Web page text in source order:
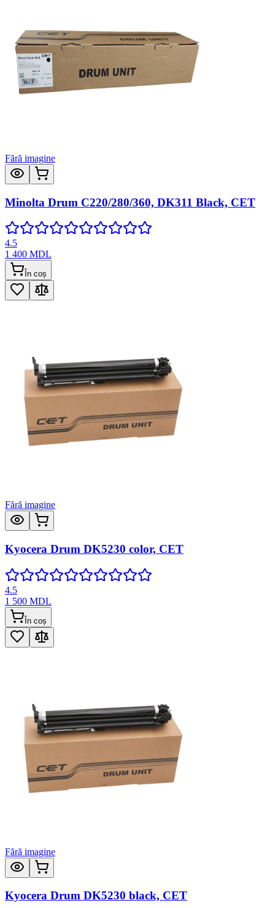
Fără imagine
Minolta Drum C220/280/360, DK311 Black, CET
4.5
1 400 MDL
În coș
Fără imagine
Kyocera Drum DK5230 color, CET
4.5
1 500 MDL
În coș
Fără imagine
Kyocera Drum DK5230 black, CET